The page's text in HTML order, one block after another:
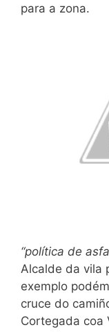
para a zona.
“política de
Alcalde da vila
exemplo
cruce do
Cortegada coa